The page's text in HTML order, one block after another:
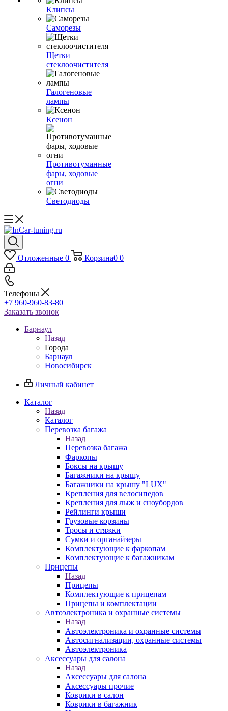
Клипсы
Саморезы
Щетки
стеклоочистителя
Галогеновые
лампы
Ксенон
Противотуманные
фары, ходовые
огни
Светодиоды
Отложенные 0 Корзина0 0
Телефоны
+7 960-960-83-80
Заказать звонок
Барнаул
Назад
Города
Барнаул
Новосибирск
Личный кабинет
Каталог
Назад
Каталог
Перевозка багажа
Назад
Перевозка багажа
Фаркопы
Боксы на крышу
Багажники на крышу
Багажники на крышу "LUX"
Крепления для велосипедов
Крепления для лыж и сноубордов
Рейлинги крыши
Грузовые корзины
Тросы и стяжки
Сумки и органайзеры
Комплектующие к фаркопам
Комплектующие к багажникам
Прицепы
Назад
Прицепы
Комплектующие к прицепам
Прицепы и комплектации
Автоэлектроника и охранные системы
Назад
Автоэлектроника и охранные системы
Автосигнализации, охранные системы
Автоэлектроника
Аксессуары для салона
Назад
Аксессуары для салона
Аксессуары прочие
Коврики в салон
Коврики в багажник